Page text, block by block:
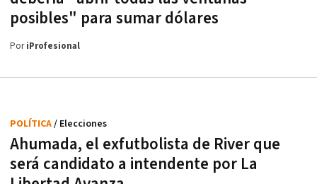
posibles" para sumar dólares
PoriProfesional
Ahumada, el exfutbolista de River que
será candidato a intendente por La
POLÍTICA/ Elecciones